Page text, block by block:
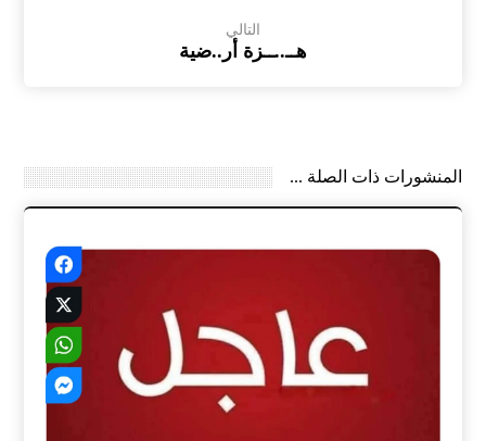
التالي
هــ..ــزة أر..ضية
المنشورات ذات الصلة ...